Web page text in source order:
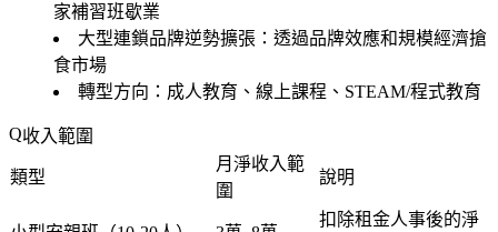
家補習班歇業
大型連鎖品牌逆勢擴張：透過品牌效應和規模經濟搶
食市場
轉型方向：成人教育、線上課程、STEAM/程式教育
收入範圍
類型
月淨收入範
圍
說明
扣除租金人事後的淨